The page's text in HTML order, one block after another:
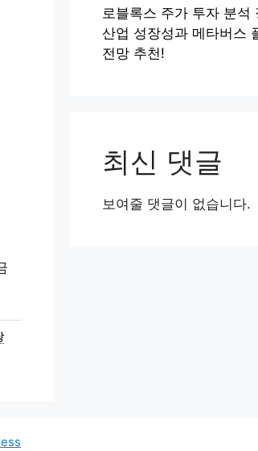
로블록스 주가 투자 분석
산업 성장성과 메타버스
전망 추천!
최신 댓글
보여줄 댓글이 없습니다.